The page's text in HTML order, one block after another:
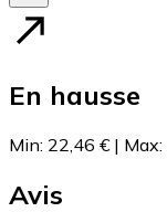
En hausse
Min: 22,46 € | Max:
Avis